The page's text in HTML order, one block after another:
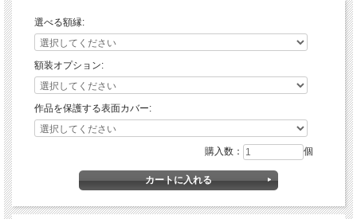
選べる額縁:
額装オプション:
作品を保護する表面カバー:
購入数： 個